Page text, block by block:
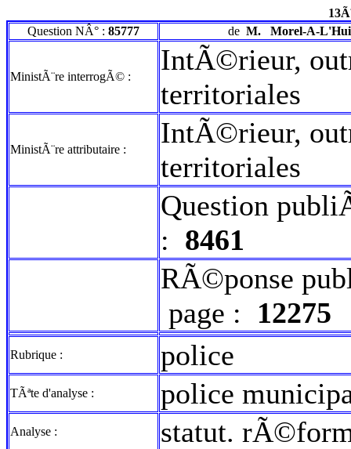
Question NÂ° : 85777 de M. Morel-A-
MinistÃ¨re interrogÃ© :
IntÃ©rieur,
territoriales
MinistÃ¨re attributaire :
IntÃ©rieur,
territoriales
Question
: 8461
RÃ©ponse
page : 12275
Rubrique : police
TÃªte d'analyse : police
Analyse : statut.